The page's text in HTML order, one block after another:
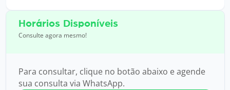
Horários Disponíveis
Consulte agora mesmo!
Para consultar, clique no botão abaixo e agende
sua consulta via WhatsApp.